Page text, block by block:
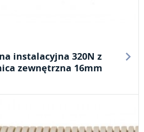
instalacyjna 320N z
zewnętrzna 16mm